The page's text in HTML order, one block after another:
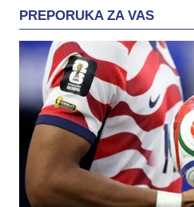
PREPORUKA ZA VAS